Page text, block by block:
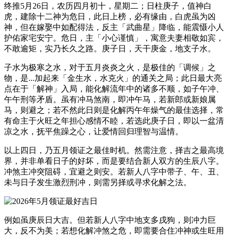
终推5月26日，农历四月初十，星期二；日柱庚子，值神白
虎，建除十二神为危日，此日上榜，必有缘由，白虎虽为凶
神，但在嫁娶中如配得法，反主「武曲星」降临，能震慑小人
护佑家宅安宁。危日，主「小心谨慎」，寓意夫妻相敬如宾，
不敢逾矩，实乃长久之路。庚子日，天干庚金，地支子水。
子水为极寒之水，对于五月炎炎之火，是极佳的「调候」之
物，是...加起来「金生水，水克火」的通关之局；此日最大亮
点在于「解神」入局，能化解流年中的诸多不顺，如子午冲、
午午刑等矛盾。虽有冲马煞南，即冲午马，若新郎或新娘属
马，则避之；若不然此日则是化解丙午年燥气的最佳选择，常
有命主于火旺之年担心感情不睦，若选此庚子日，即以一盆清
凉之水，抚平焦躁之心，让爱情回归理智与温情。
以上四日，乃五月领证之最佳时机。然需注意，择吉之最高境
界，并非单看日子的好坏，而是要结合新人双方的生辰八字。
冲煞主冲突阻碍，宜避之则安。若新人八字中带子、午、丑、
未与日子发生激烈刑冲，则需另择或寻求化解之法。
例如虽庚辰日大吉。但若新人八字中地支多戌狗，则冲力巨
大，反不为美；若想化解冲煞之危，即需要合住冲神或生旺用